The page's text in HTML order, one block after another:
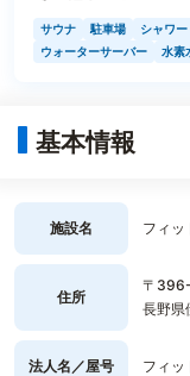
サウナ 駐車場 シャワー
ウォーターサーバー
水素
基本情報
施設名 フィッ
住所
〒
長野県
法人名／屋号 フィッ